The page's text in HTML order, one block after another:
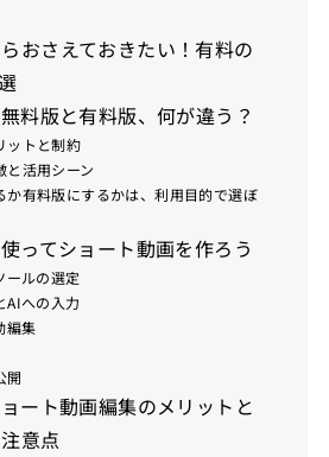
おさえておきたい！有料の
料版と有料版、何が違う？
ットと制約
と活用シーン
か有料版にするかは、利用目的で選ぼ
ってショート動画を作ろう
ールの選定
AIへの入力
編集
開
ート動画編集のメリットと
意点